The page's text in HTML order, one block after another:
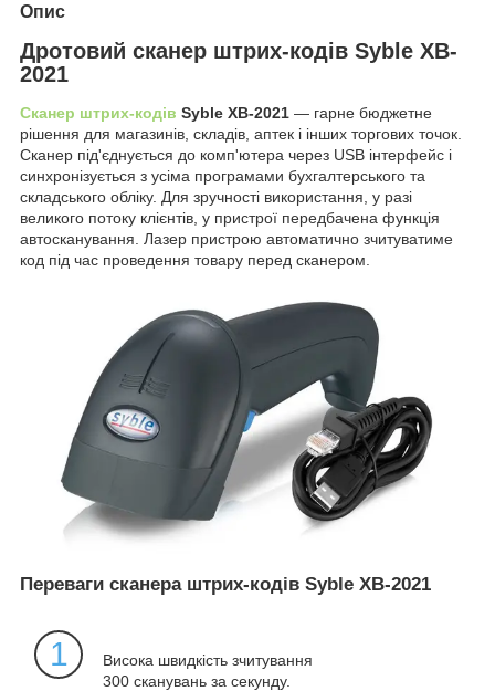
Опис
Дротовий сканер штрих-кодів Syble XB-
2021
Сканер штрих-кодів Syble XB-2021 — гарне бюджетне
рішення для магазинів, складів, аптек і інших торгових точок.
Сканер під'єднується до комп'ютера через USB інтерфейс і
синхронізується з усіма програмами бухгалтерського та
складського обліку. Для зручності використання, у разі
великого потоку клієнтів, у пристрої передбачена функція
автосканування. Лазер пристрою автоматично зчитуватиме
код під час проведення товару перед сканером.
Переваги сканера штрих-кодів Syble XB-2021
1
Висока швидкість зчитування
300 сканувань за секунду.